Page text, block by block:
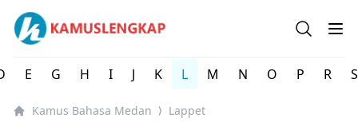
Kamus bahasa Medan Logat Medan - Kamus Lengkap
Open
E G H I J K L M N O P R S
Kamus Bahasa Medan ⟩ Lappet